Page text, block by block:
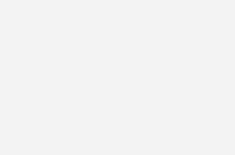
verlegen, biete ich das
Evohome sogar grundsätzlich mit an. Da
ob er das so will, ich sehe das
an.
ab? Wie führen Sie also Ihre Kunden
ein?